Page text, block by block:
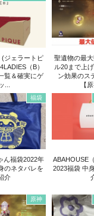
(ジェラートピ
（B）
覧＆確実にゲ
ッ...
聖遺物の最
ル20まで上
ン効果のス
【
福袋
ん福袋2022年
のネタバレを
介
ABAHOUSE
2023福袋 中
原神